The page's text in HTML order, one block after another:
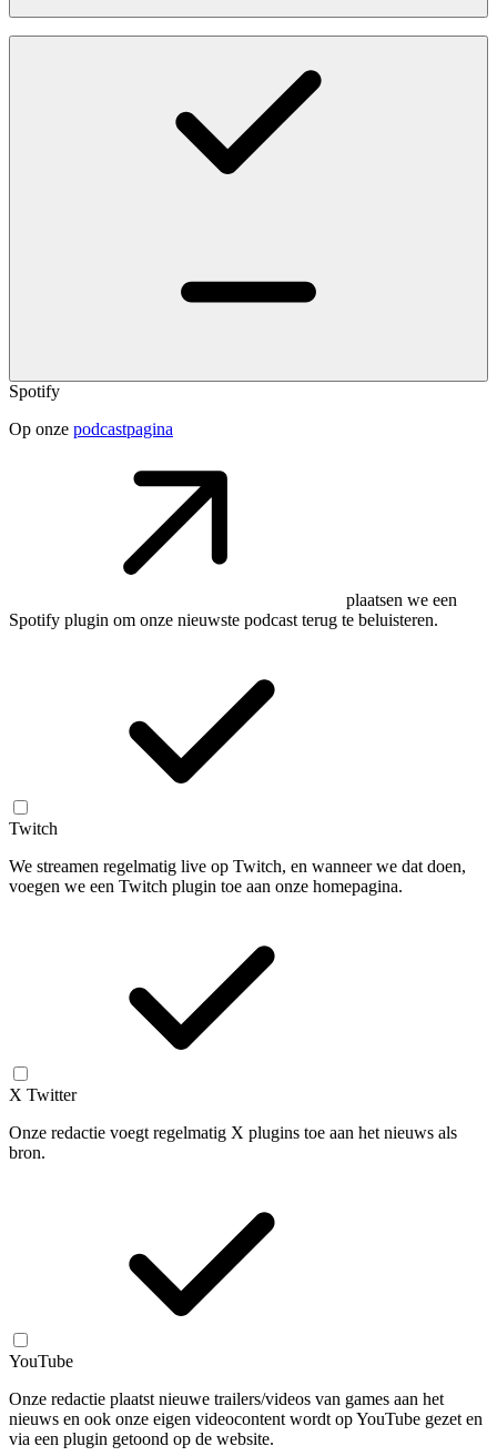
Spotify
Op onze podcastpagina
plaatsen we een
Spotify plugin om onze nieuwste podcast terug te beluisteren.
Twitch
We streamen regelmatig live op Twitch, en wanneer we dat doen,
voegen we een Twitch plugin toe aan onze homepagina.
X Twitter
Onze redactie voegt regelmatig X plugins toe aan het nieuws als
bron.
YouTube
Onze redactie plaatst nieuwe trailers/videos van games aan het
nieuws en ook onze eigen videocontent wordt op YouTube gezet en
via een plugin getoond op de website.